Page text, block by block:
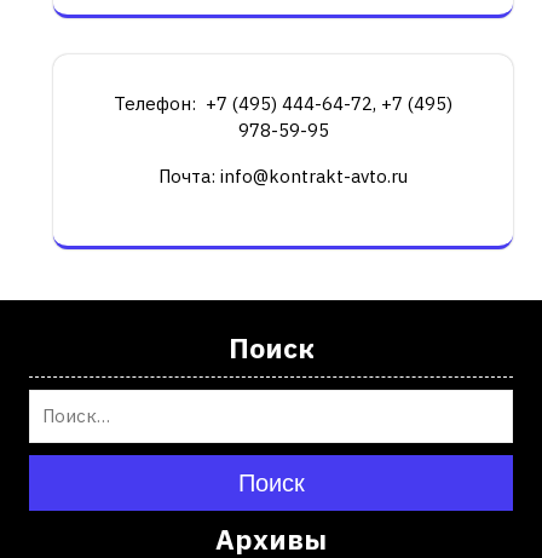
Телефон: +7 (495) 444-64-72, +7 (495)
978-59-95
Почта: info@kontrakt-avto.ru
Поиск
Поиск
Архивы